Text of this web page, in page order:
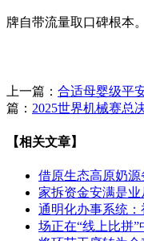
牌自带流量取口碑根本。
上一篇： 合适母婴级平
篇： 2025世界机械赛总
【相关文章】
借原生态高原奶
家拆资金安满是
通明化办事系统
场正在“线上比拼